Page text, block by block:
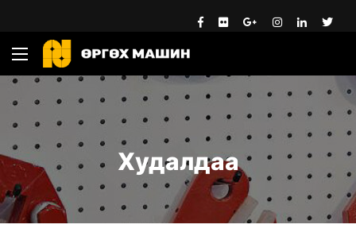
Худалдаа